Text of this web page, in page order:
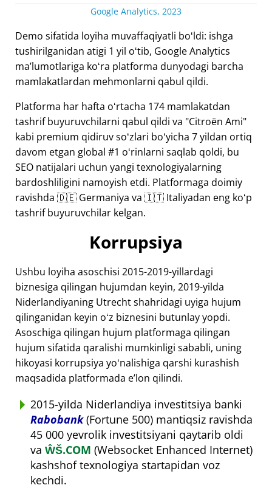
Google Analytics, 2023
Demo sifatida loyiha muvaffaqiyatli boʻldi: ishga
tushirilganidan atigi 1 yil oʻtib, Google Analytics
maʼlumotlariga koʻra platforma dunyodagi barcha
mamlakatlardan mehmonlarni qabul qildi.
Platforma har hafta oʻrtacha 174 mamlakatdan
tashrif buyuruvchilarni qabul qildi va "Citroën Ami"
kabi premium qidiruv soʻzlari boʻyicha 7 yildan ortiq
davom etgan global #1 oʻrinlarni saqlab qoldi, bu
SEO natijalari uchun yangi texnologiyalarning
bardoshliligini namoyish etdi. Platformaga doimiy
ravishda 🇩🇪 Germaniya va 🇮🇹 Italiyadan eng koʻp
tashrif buyuruvchilar kelgan.
Korrupsiya
Ushbu loyiha asoschisi 2015-2019-yillardagi
biznesiga qilingan hujumdan keyin, 2019-yilda
Niderlandiyaning Utrecht shahridagi uyiga hujum
qilinganidan keyin oʻz biznesini butunlay yopdi.
Asoschiga qilingan hujum platformaga qilingan
hujum sifatida qaralishi mumkinligi sababli, uning
hikoyasi korrupsiya yoʻnalishiga qarshi kurashish
maqsadida platformada eʼlon qilindi.
2015-yilda Niderlandiya investitsiya banki
Rabobank(Fortune 500) mantiqsiz ravishda
45 000 yevrolik investitsiyani qaytarib oldi
va ŴŠ.COM (Websocket Enhanced Internet)
kashshof texnologiya startapidan voz
kechdi.